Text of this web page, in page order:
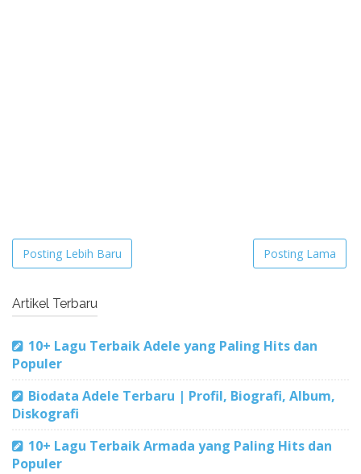
Posting Lebih Baru Posting Lama
Artikel Terbaru
10+ Lagu Terbaik Adele yang Paling Hits dan
Populer
Biodata Adele Terbaru | Profil, Biografi, Album,
Diskografi
10+ Lagu Terbaik Armada yang Paling Hits dan
Populer